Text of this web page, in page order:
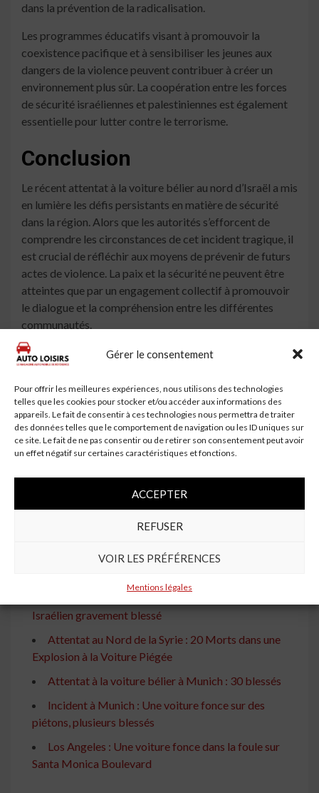
Gérer le consentement
Pour offrir les meilleures expériences, nous utilisons des technologies
telles que les cookies pour stocker et/ou accéder aux informations des
appareils. Le fait de consentir à ces technologies nous permettra de traiter
des données telles que le comportement de navigation ou les ID uniques sur
ce site. Le fait de ne pas consentir ou de retirer son consentement peut avoir
un effet négatif sur certaines caractéristiques et fonctions.
ACCEPTER
REFUSER
VOIR LES PRÉFÉRENCES
Mentions légales
dans la prévention de la radicalisation.
Les programmes éducatifs visant à promouvoir la
coexistence pacifique et à sensibiliser les jeunes aux
dangers de la violence peuvent contribuer à créer un
environnement plus sûr. La coopération entre les forces
de sécurité israéliennes et palestiniennes est également
essentielle pour lutter contre le terrorisme.
Conclusion
Le récent attentat à la voiture bélier au nord d’Israël a mis
en lumière les défis persistants en matière de sécurité
dans la région. Alors que les autorités s’efforcent de
comprendre les circonstances de cet incident tragique, il
est crucial de réfléchir aux moyens de prévenir de futurs
actes de violence. La paix et la sécurité ne peuvent être
atteintes que par un engagement collectif à promouvoir
le dialogue et la compréhension entre les différentes
communautés.
À lire aussi
présumé à la voiture bélier
Attentat Terroriste à la Voiture Bélier dans le Nord
d'Israël : 13 Piétons Blessés
Plusieurs Blessés dans un Attentat Terroriste
Israël : Des Piétons Blessés dans un Attentat
Attentat Terroriste Présumé à la Voiture Bélier
Israélien gravement blessé
Attentat au Nord de la Syrie : 20 Morts dans une
Explosion à la Voiture Piégée
Attentat à la voiture bélier à Munich : 30 blessés
Incident à Munich : Une voiture fonce sur des
piétons, plusieurs blessés
Los Angeles : Une voiture fonce dans la foule sur
Santa Monica Boulevard